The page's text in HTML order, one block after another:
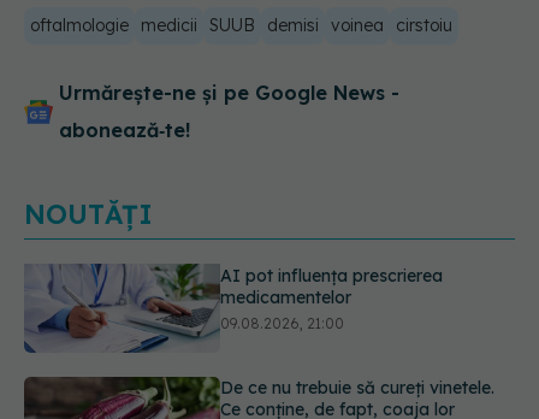
oftalmologie medicii SUUB demisi voinea cirstoiu
Urmărește-ne și pe Google News -
abonează‑te!
NOUTĂȚI
De ce nu trebuie să cureți vinetele.
Ce conține, de fapt, coaja lor